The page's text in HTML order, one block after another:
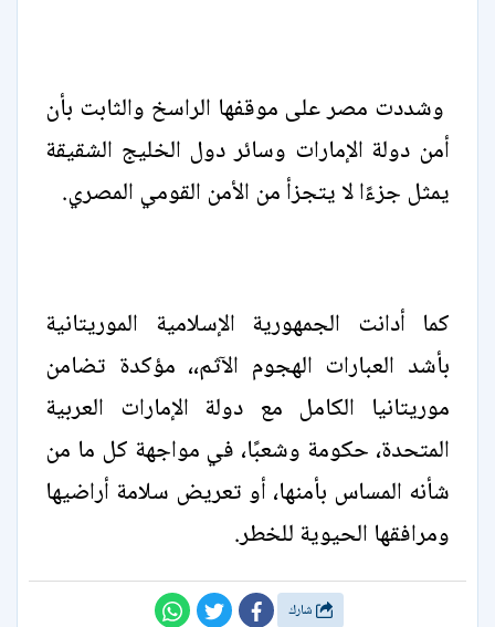
وشددت مصر على موقفها الراسخ والثابت بأن
أمن دولة الإمارات وسائر دول الخليج الشقيقة
يمثل جزءًا لا يتجزأ من الأمن القومي المصري.
كما أدانت الجمهورية الإسلامية الموريتانية
بأشد العبارات الهجوم الآثم،، مؤكدة تضامن
موريتانيا الكامل مع دولة الإمارات العربية
المتحدة، حكومة وشعبًا، في مواجهة كل ما من
شأنه المساس بأمنها، أو تعريض سلامة أراضيها
ومرافقها الحيوية للخطر.